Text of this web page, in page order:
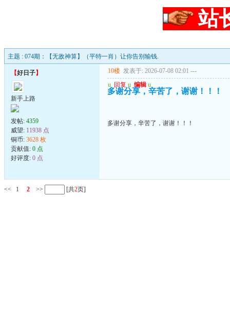
站
主题 : 074期：【无敌神算】（平特一肖）让你告别输钱.
【好日子】
新手上路
发帖: 4359
威望: 11938 点
铜币: 3628 枚
贡献值: 0 点
好评度: 0 点
10楼 发表于: 2026-07-08 02:01 ---
u 回复 u 编辑 u
多谢分享，辛苦了，谢谢！！！
多谢分享，辛苦了，谢谢！！！
<< 1 2 >> [共2页]